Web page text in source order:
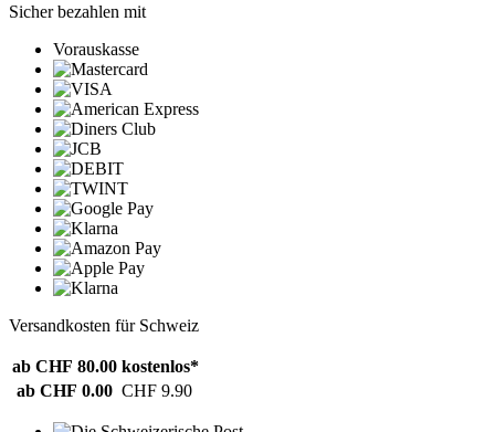
Sicher bezahlen mit
Vorauskasse
Versandkosten für Schweiz
ab CHF 80.00 kostenlos*
ab CHF 0.00 CHF 9.90